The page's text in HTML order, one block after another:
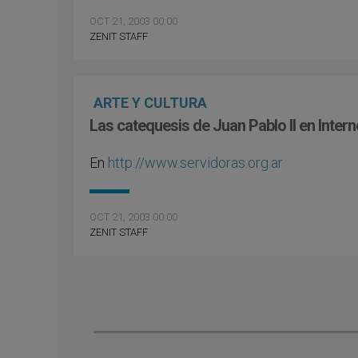
OCT 21, 2003 00:00
ZENIT STAFF
ARTE Y CULTURA
Las catequesis de Juan Pablo II en
En http://www.servidoras.org.ar
OCT 21, 2003 00:00
ZENIT STAFF